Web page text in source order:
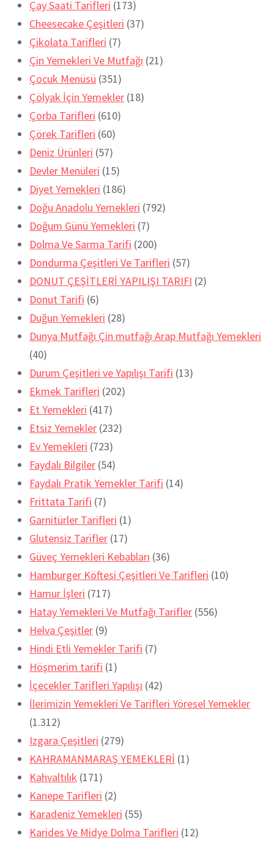
Çay Saati Tarifleri (173)
Cheesecake Çeşitleri (37)
Çikolata Tarifleri (7)
Çin Yemekleri Ve Mutfağı (21)
Çocuk Menüsü (351)
Çölyak İçin Yemekler (18)
Çorba Tarifleri (610)
Çörek Tarifleri (60)
Deniz Ürünleri (57)
Devler Menüleri (15)
Diyet Yemekleri (186)
Doğu Anadolu Yemekleri (792)
Doğum Günü Yemekleri (7)
Dolma Ve Sarma Tarifi (200)
Dondurma Çeşitleri Ve Tarifleri (57)
DONUT ÇEŞİTLERİ YAPILIŞI TARIFI (2)
Donut Tarifi (6)
Duğun Yemekleri (28)
Dunya Mutfağı Çin mutfağı Arap Mutfağı Yemekleri
(40)
Durum Çeşitleri ve Yapılışı Tarifi (13)
Ekmek Tarifleri (202)
Et Yemekleri (417)
Etsiz Yemekler (232)
Ev Yemekleri (723)
Faydalı Bilgiler (54)
Faydalı Pratik Yemekler Tarifi (14)
Frittata Tarifi (7)
Garnitürler Tarifleri (1)
Glutensiz Tarifler (17)
Güveç Yemekleri Kebabları (36)
Hamburger Köftesi Çeşitleri Ve Tarifleri (10)
Hamur İşleri (717)
Hatay Yemekleri Ve Mutfağı Tarifler (556)
Helva Çeşitler (9)
Hindi Etli Yemekler Tarifi (7)
Höşmerim tarifi (1)
İçecekler Tarifleri Yapılışı (42)
İlerimizin Yemekleri Ve Tarifleri Yöresel Yemekler
(1.312)
Izgara Çeşitleri (279)
KAHRAMANMARAŞ YEMEKLERİ (1)
Kahvaltılık (171)
Kanepe Tarifleri (2)
Karadeniz Yemekleri (55)
Karides Ve Midye Dolma Tarifleri (12)